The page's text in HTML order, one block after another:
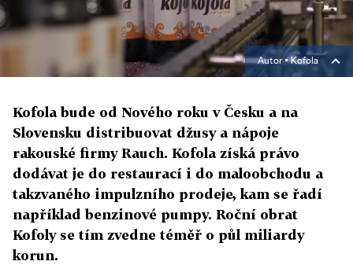
Autor ▪Kofola
Kofola bude od Nového roku v Česku a na
Slovensku distribuovat džusy a nápoje
rakouské firmy Rauch. Kofola získá právo
dodávat je do restaurací i do maloobchodu a
takzvaného impulzního prodeje, kam se řadí
například benzinové pumpy. Roční obrat
Kofoly se tím zvedne téměř o půl miliardy
korun.